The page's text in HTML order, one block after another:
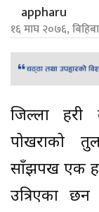
appharu
१६ माघ २०७६,
जिल्ला
पोखराको
साँझपख एक
उत्रिएका